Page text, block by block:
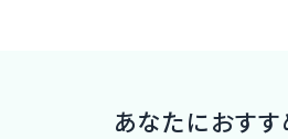
あなたにおす